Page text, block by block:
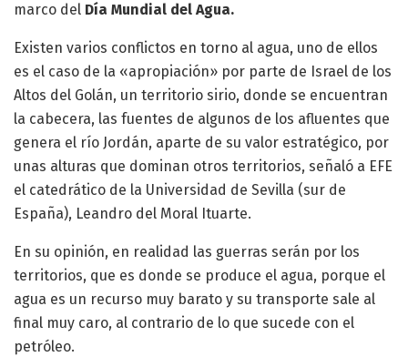
marco del Día Mundial del Agua.
Existen varios conflictos en torno al agua, uno de ellos
es el caso de la «apropiación» por parte de Israel de los
Altos del Golán, un territorio sirio, donde se encuentran
la cabecera, las fuentes de algunos de los afluentes que
genera el río Jordán, aparte de su valor estratégico, por
unas alturas que dominan otros territorios, señaló a EFE
el catedrático de la Universidad de Sevilla (sur de
España), Leandro del Moral Ituarte.
En su opinión, en realidad las guerras serán por los
territorios, que es donde se produce el agua, porque el
agua es un recurso muy barato y su transporte sale al
final muy caro, al contrario de lo que sucede con el
petróleo.